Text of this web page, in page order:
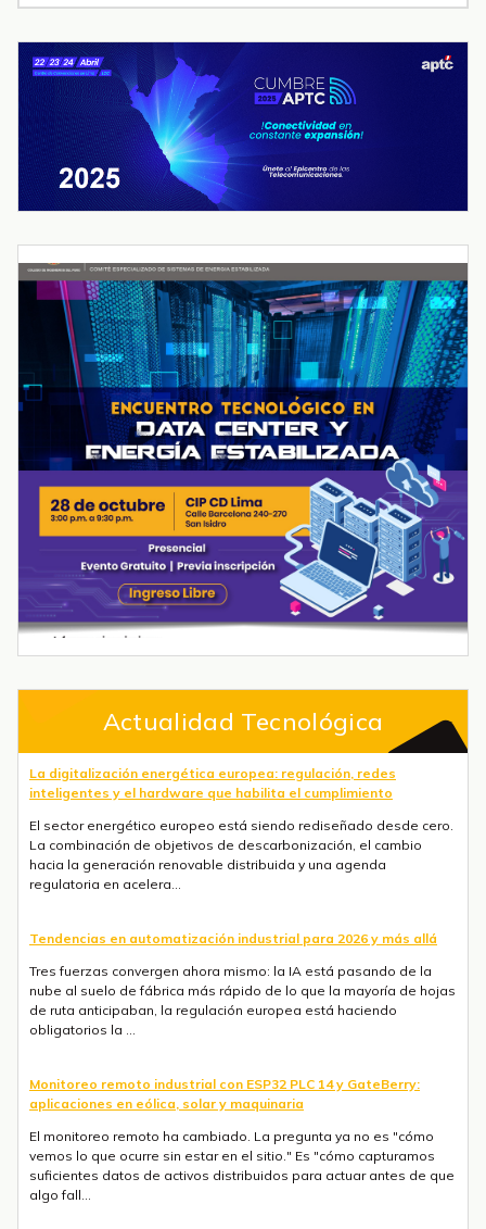
Actualidad Tecnológica
La digitalización energética europea: regulación, redes
inteligentes y el hardware que habilita el cumplimiento
El sector energético europeo está siendo rediseñado desde cero.
La combinación de objetivos de descarbonización, el cambio
hacia la generación renovable distribuida y una agenda
regulatoria en acelera...
Tendencias en automatización industrial para 2026 y más allá
Tres fuerzas convergen ahora mismo: la IA está pasando de la
nube al suelo de fábrica más rápido de lo que la mayoría de hojas
de ruta anticipaban, la regulación europea está haciendo
obligatorios la ...
Monitoreo remoto industrial con ESP32 PLC 14 y GateBerry:
aplicaciones en eólica, solar y maquinaria
El monitoreo remoto ha cambiado. La pregunta ya no es "cómo
vemos lo que ocurre sin estar en el sitio." Es "cómo capturamos
suficientes datos de activos distribuidos para actuar antes de que
algo fall...